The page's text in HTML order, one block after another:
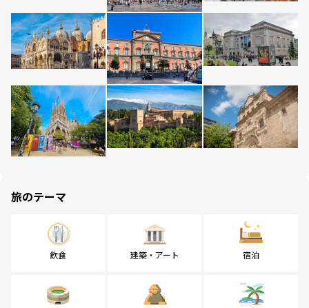
旅のテーマ
飲食 建築・アート 宿泊